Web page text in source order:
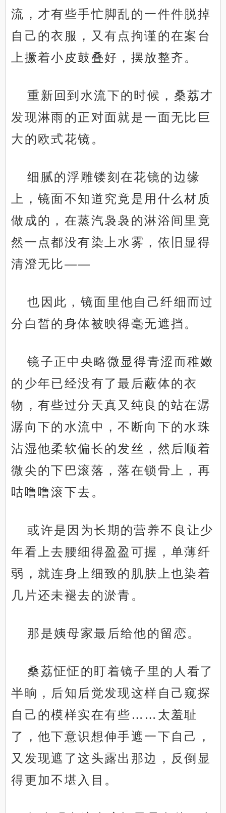
流，才有些手忙脚乱的一件件脱掉
自己的衣服，又有点拘谨的在案台
上撅着小皮鼓叠好，摆放整齐。
重新回到水流下的时候，桑荔才
发现淋雨的正对面就是一面无比巨
大的欧式花镜。
细腻的浮雕镂刻在花镜的边缘
上，镜面不知道究竟是用什么材质
做成的，在蒸汽袅袅的淋浴间里竟
然一点都没有染上水雾，依旧显得
清澄无比——
也因此，镜面里他自己纤细而过
分白皙的身体被映得毫无遮挡。
镜子正中央略微显得青涩而稚嫩
的少年已经没有了最后蔽体的衣
物，有些过分天真又纯良的站在潺
潺向下的水流中，不断向下的水珠
沾湿他柔软偏长的发丝，然后顺着
微尖的下巴滚落，落在锁骨上，再
咕噜噜滚下去。
或许是因为长期的营养不良让少
年看上去腰细得盈盈可握，单薄纤
弱，就连身上细致的肌肤上也染着
几片还未褪去的淤青。
那是姨母家最后给他的留恋。
桑荔怔怔的盯着镜子里的人看了
半晌，后知后觉发现这样自己窥探
自己的模样实在有些……太羞耻
了，他下意识想伸手遮一下自己，
又发现遮了这头露出那边，反倒显
得更加不堪入目。